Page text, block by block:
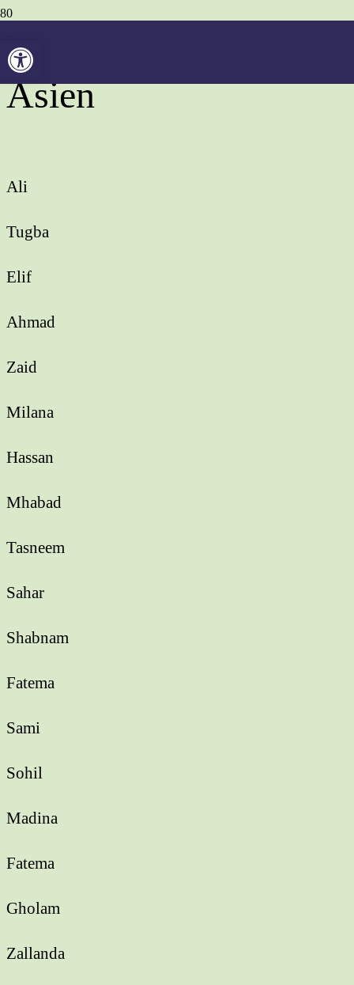
Asien
Ali
Tugba
Elif
Ahmad
Zaid
Milana
Hassan
Mhabad
Tasneem
Sahar
Shabnam
Fatema
Sami
Sohil
Madina
Fatema
Gholam
Zallanda
Werkzeugleiste öffnen